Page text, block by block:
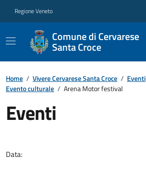
Regione Veneto
Comune di Cervarese
Santa Croce
Home / Vivere Cervarese Santa Croce / Eventi
Evento culturale / Arena Motor festival
Eventi
Data: